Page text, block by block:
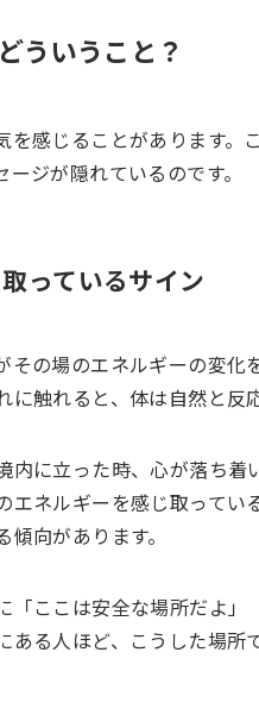
ういうこと？
感じることがあります。
ジが隠れているのです。
っているサイン
の場のエネルギーの変化
触れると、体は自然と反
に立った時、心が落ち
ネルギーを感じ取ってい
向があります。
「ここは安全な場所だよ
る人ほど、こうした場所